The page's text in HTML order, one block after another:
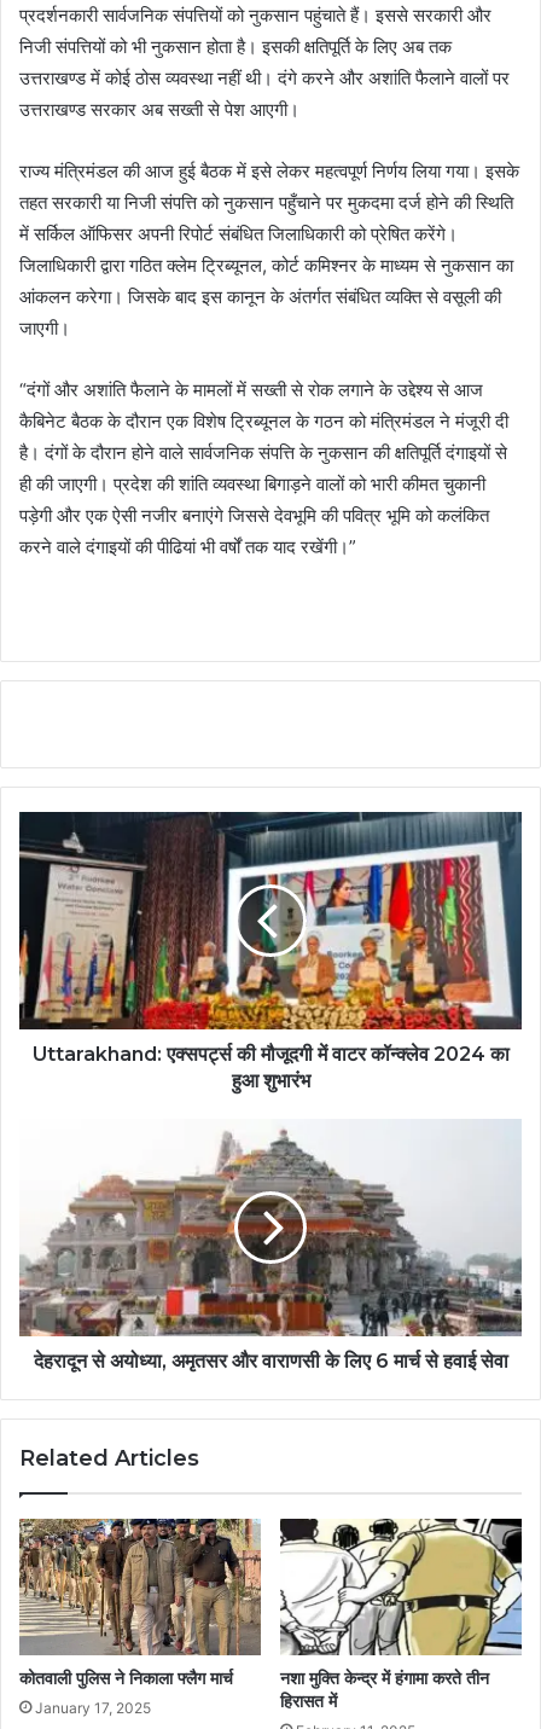
प्रदर्शनकारी सार्वजनिक संपत्तियों को नुकसान पहुंचाते हैं। इससे सरकारी और
निजी संपत्तियों को भी नुकसान होता है। इसकी क्षतिपूर्ति के लिए अब तक
उत्तराखण्ड में कोई ठोस व्यवस्था नहीं थी। दंगे करने और अशांति फैलाने वालों पर
उत्तराखण्ड सरकार अब सख्ती से पेश आएगी।
राज्य मंत्रिमंडल की आज हुई बैठक में इसे लेकर महत्वपूर्ण निर्णय लिया गया। इसके
तहत सरकारी या निजी संपत्ति को नुकसान पहुँचाने पर मुकदमा दर्ज होने की स्थिति
में सर्किल ऑफिसर अपनी रिपोर्ट संबंधित जिलाधिकारी को प्रेषित करेंगे।
जिलाधिकारी द्वारा गठित क्लेम ट्रिब्यूनल, कोर्ट कमिश्नर के माध्यम से नुकसान का
आंकलन करेगा। जिसके बाद इस कानून के अंतर्गत संबंधित व्यक्ति से वसूली की
जाएगी।
“दंगों और अशांति फैलाने के मामलों में सख्ती से रोक लगाने के उद्देश्य से आज
कैबिनेट बैठक के दौरान एक विशेष ट्रिब्यूनल के गठन को मंत्रिमंडल ने मंजूरी दी
है। दंगों के दौरान होने वाले सार्वजनिक संपत्ति के नुकसान की क्षतिपूर्ति दंगाइयों से
ही की जाएगी। प्रदेश की शांति व्यवस्था बिगाड़ने वालों को भारी कीमत चुकानी
पड़ेगी और एक ऐसी नजीर बनाएंगे जिससे देवभूमि की पवित्र भूमि को कलंकित
करने वाले दंगाइयों की पीढियां भी वर्षों तक याद रखेंगी।”
Uttarakhand: एक्सपर्ट्स की मौजूदगी में वाटर कॉन्क्लेव 2024 का
हुआ शुभारंभ
देहरादून से अयोध्या, अमृतसर और वाराणसी के लिए 6 मार्च से हवाई सेवा
Related Articles
कोतवाली पुलिस ने निकाला फ्लैग मार्च
January 17, 2025
नशा मुक्ति केन्द्र में हंगामा करते तीन
हिरासत में